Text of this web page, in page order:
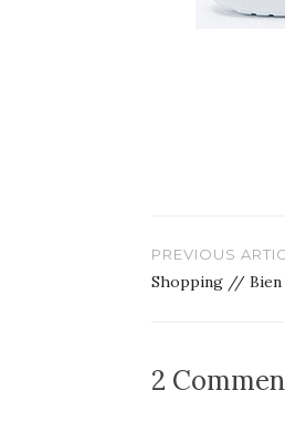
Navigation
de
PREVIOUS
Shopping // Bien
2